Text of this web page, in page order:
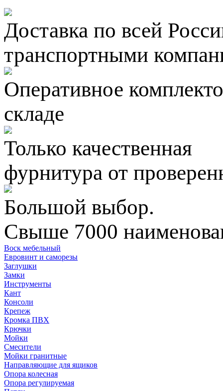
Доставка по всей
транспортными
Оперативное
складе
Только качественная
фурнитура от
Большой выбор.
Свыше 7000
Воск мебельный
Евровинт и саморезы
Заглушки
Замки
Инструменты
Кант
Консоли
Крепеж
Кромка ПВХ
Крючки
Мойки
Смесители
Мойки гранитные
Направляющие для ящиков
Опора колесная
Опора регулируемая